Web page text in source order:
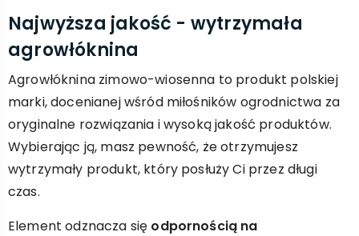
Najwyższa jakość - wytrzymała
agrowłóknina
Agrowłóknina zimowo-wiosenna to produkt polskiej
marki, docenianej wśród miłośników ogrodnictwa za
oryginalne rozwiązania i wysoką jakość produktów.
Wybierając ją, masz pewność, że otrzymujesz
wytrzymały produkt, który posłuży Ci przez długi
czas.
Element odznacza się odpornością na